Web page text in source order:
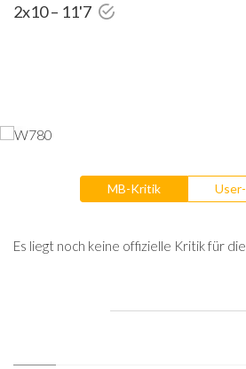
2x10 – 11'7
MB-Kritik
Es liegt noch keine offizielle Kritik für